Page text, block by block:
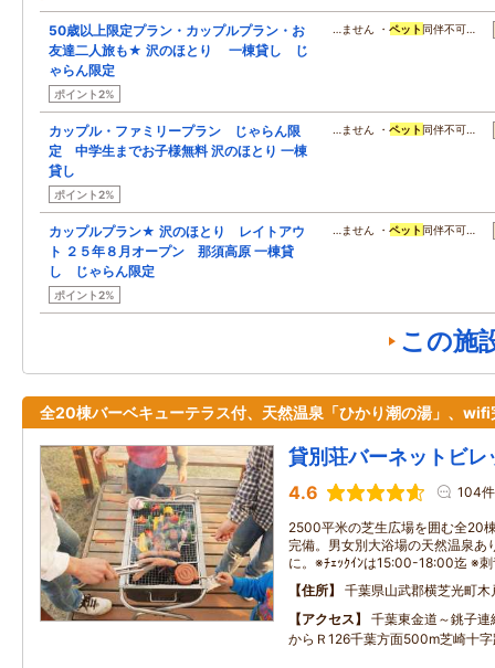
50歳以上限定プラン・カップルプラン・お
友達二人旅も★ 沢のほとり 一棟貸し じ
ゃらん限定
ポイント2%
…ません ・ペット 同伴不可…
カップル・ファミリープラン じゃらん限
定 中学生までお子様無料 沢のほとり 一棟
貸し
ポイント2%
…ません ・ペット 同伴不可…
カップルプラン★ 沢のほとり レイトアウ
ト ２５年８月オープン 那須高原 一棟貸
し じゃらん限定
ポイント2%
…ません ・ペット 同伴不可…
この施
全20棟バーベキューテラス付、天然温泉「ひかり潮の湯」、wifi
貸別荘バーネットビレ
4.6 104件
2500平米の芝生広場を囲む全20
完備。男女別大浴場の天然温泉あ
に。※ﾁｪｯｸｲﾝは15:00-18:00迄 ※
住所
千葉県山武郡横芝光町
アクセス
千葉東金道～銚子
からＲ126千葉方面500m芝崎十